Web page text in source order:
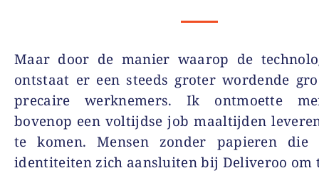
Maar door de manier waarop de
ontstaat er een steeds groter wordende
precaire werknemers. Ik ontmoette
bovenop een voltijdse job maaltijden
te komen. Mensen zonder papieren die
identiteiten zich aansluiten bij Deliveroo om